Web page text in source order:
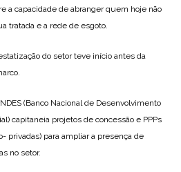
a capacidade de abranger quem hoje não
tratada e a rede de esgoto.
do setor teve início antes da
(Banco Nacional de Desenvolvimento
capitaneia projetos de concessão e PPPs
privadas) para ampliar a presença de
no setor.